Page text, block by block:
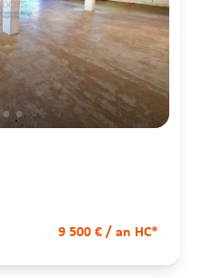
9 500 € / an HC*